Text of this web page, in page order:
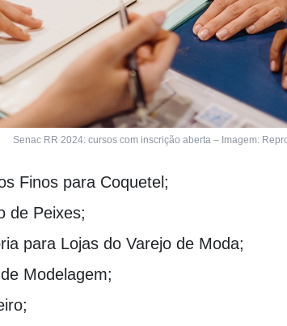
Senac RR 2024: cursos com inscrição aberta – Imagem:
Finos para Coquetel;
de Peixes;
para Lojas do Varejo de Moda;
Modelagem;